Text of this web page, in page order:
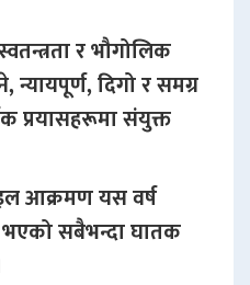
र भौगोलिक
दिगो र समग्र
प्रयासहरूमा संयुक्त
आक्रमण यस वर्ष
भएको सबैभन्दा घातक